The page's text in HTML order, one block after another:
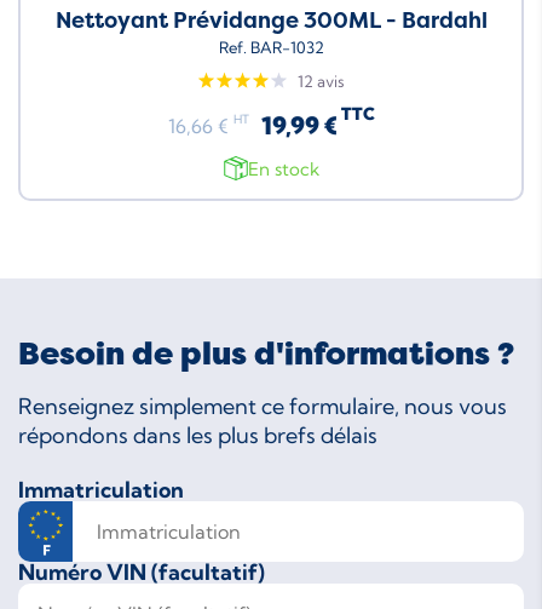
Nettoyant Prévidange 300ML - Bardahl
Ref. BAR-1032
12 avis
16,66 € HT 19,99 € TTC
En stock
Besoin de plus d'informations ?
Renseignez simplement ce formulaire, nous vous
répondons dans les plus brefs délais
Immatriculation
Numéro VIN (facultatif)